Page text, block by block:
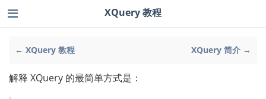
← XQuery 教程 XQuery 简介 →
XQuery 教程
解释 XQuery 的最简单方式是：